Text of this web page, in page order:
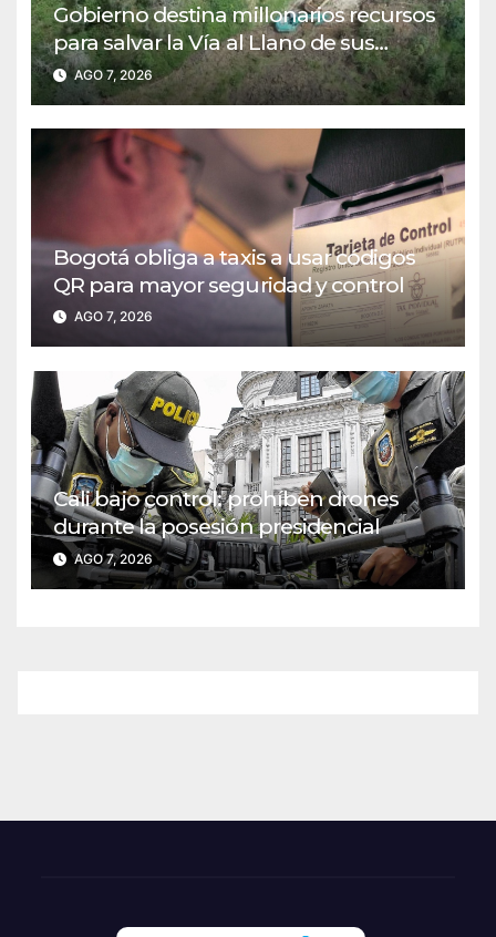
Gobierno destina millonarios recursos
para salvar la Vía al Llano de sus
puntos críticos
AGO 7, 2026
Bogotá obliga a taxis a usar códigos
QR para mayor seguridad y control
AGO 7, 2026
Cali bajo control: prohíben drones
durante la posesión presidencial
AGO 7, 2026